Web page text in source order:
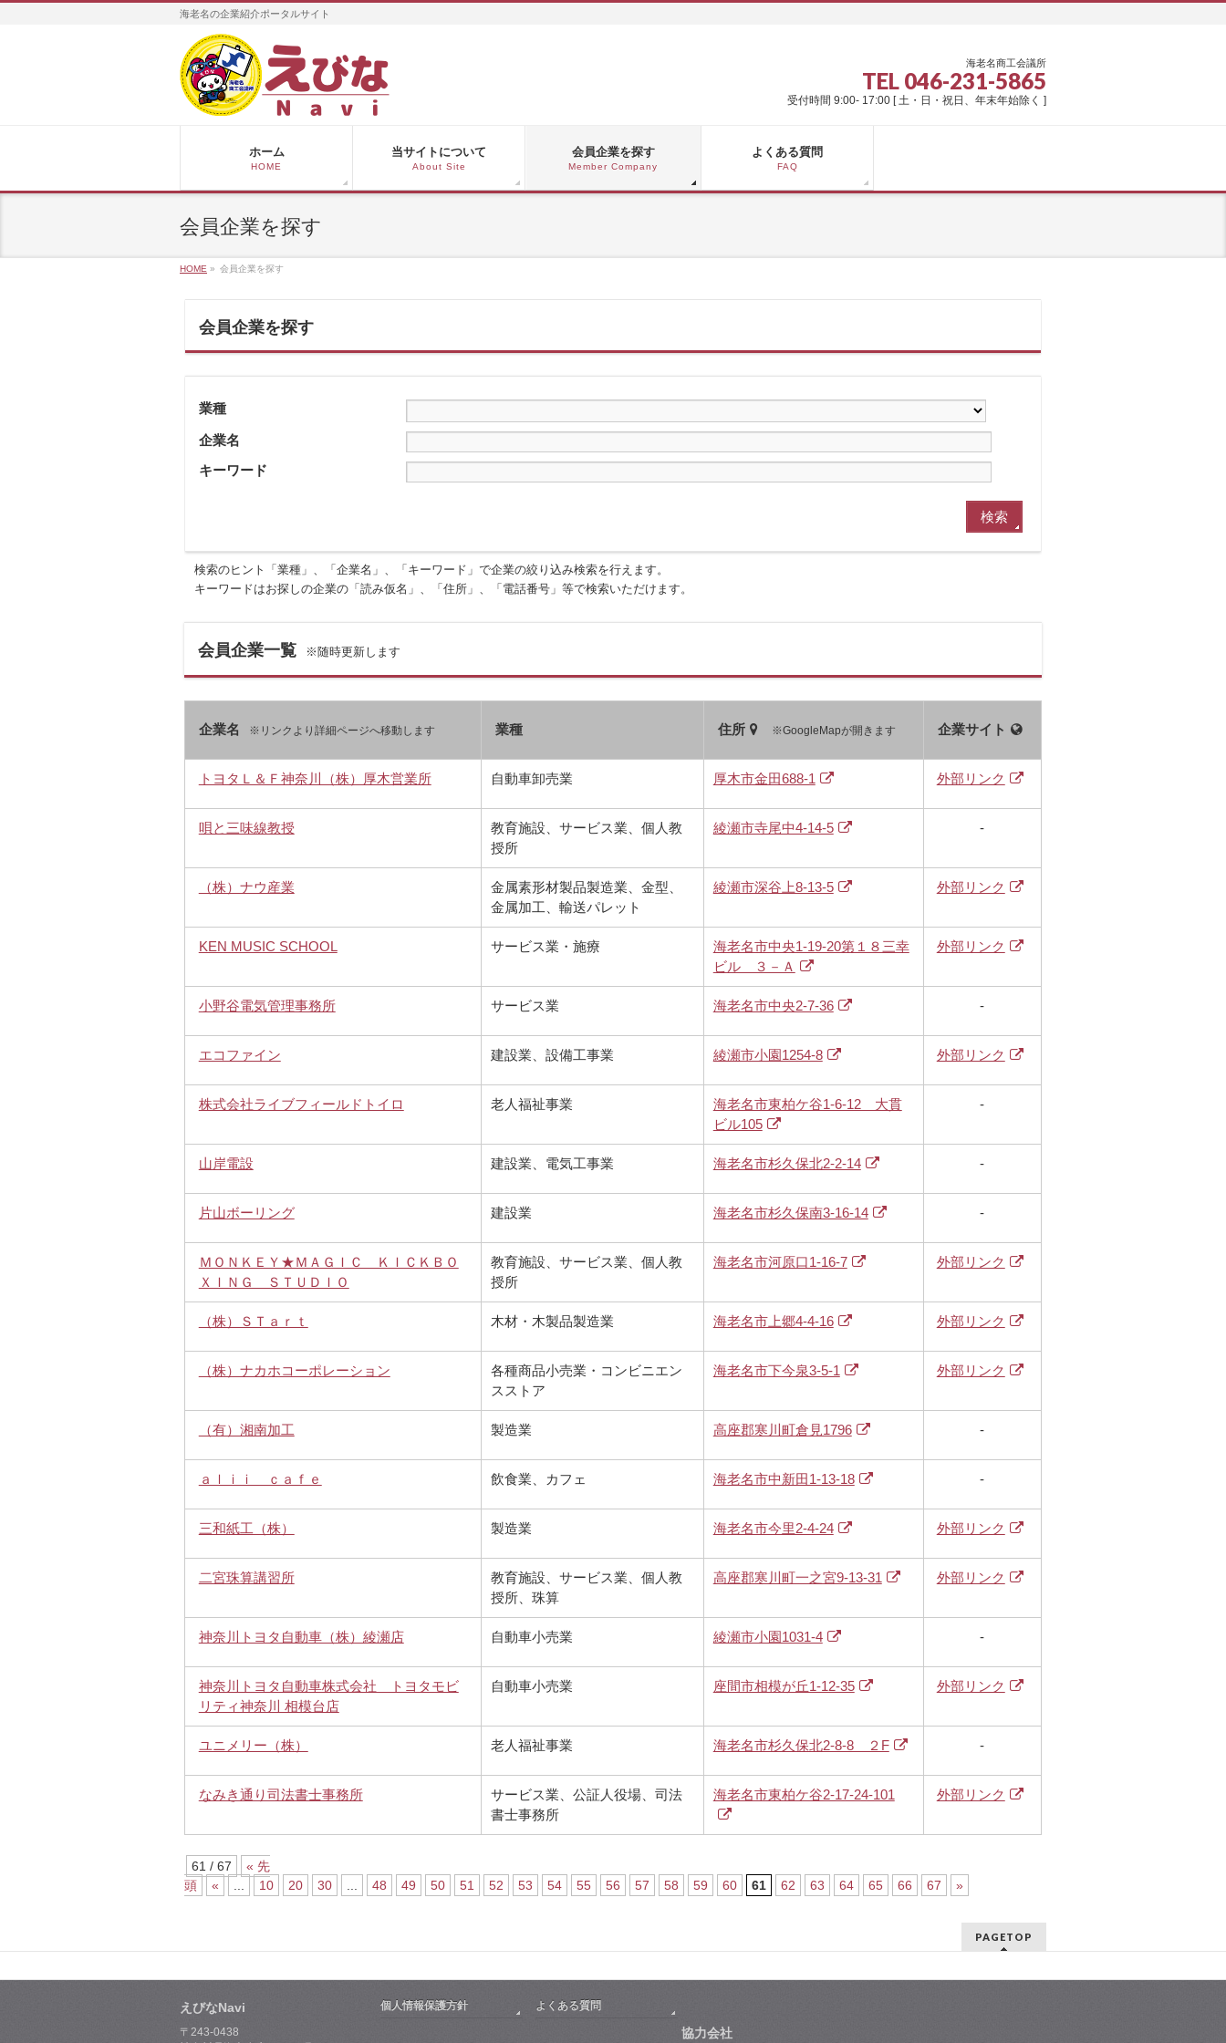
海老名の企業紹介ポータルサイト
海老名商工会議所
TEL 046-231-5865
受付時間 9:00- 17:00 [ 土・日・祝日、年末年始除く ]
ホーム
HOME
当サイトについて
About Site
会員企業を探す
Member Company
よくある質問
FAQ
会員企業を探す
HOME » 会員企業を探す
会員企業を探す
業種
企業名
キーワード
検索のヒント「業種」、「企業名」、「キーワード」で企業の絞り込み検索を行えます。
キーワードはお探しの企業の「読み仮名」、「住所」、「電話番号」等で検索いただけます。
会員企業一覧 ※随時更新します
企業名 ※リンクより詳細ページへ移動します 業種 住所 ※GoogleMapが開きます 企業サイト
トヨタＬ＆Ｆ神奈川（株）厚木営業所 自動車卸売業 厚木市金田688-1 外部リンク
唄と三味線教授
教育施設、サービス業、個人教
授所
綾瀬市寺尾中4-14-5 -
（株）ナウ産業
金属素形材製品製造業、金型、
金属加工、輸送パレット
綾瀬市深谷上8-13-5 外部リンク
KEN MUSIC SCHOOL サービス業・施療
海老名市中央1-19-20第１８三幸
ビル ３－Ａ
外部リンク
小野谷電気管理事務所 サービス業 海老名市中央2-7-36 -
エコファイン 建設業、設備工事業 綾瀬市小園1254-8 外部リンク
株式会社ライブフィールドトイロ 老人福祉事業
海老名市東柏ケ谷1-6-12 大貫
ビル105
-
山岸電設 建設業、電気工事業 海老名市杉久保北2-2-14 -
片山ボーリング 建設業 海老名市杉久保南3-16-14 -
ＭＯＮＫＥＹ★ＭＡＧＩＣ ＫＩＣＫＢＯ
ＸＩＮＧ ＳＴＵＤＩＯ
教育施設、サービス業、個人教
授所
海老名市河原口1-16-7 外部リンク
（株）ＳＴａｒｔ 木材・木製品製造業 海老名市上郷4-4-16 外部リンク
（株）ナカホコーポレーション
各種商品小売業・コンビニエン
スストア
海老名市下今泉3-5-1 外部リンク
（有）湘南加工 製造業 高座郡寒川町倉見1796 -
ａｌｉｉ ｃａｆｅ 飲食業、カフェ 海老名市中新田1-13-18 -
三和紙工（株） 製造業 海老名市今里2-4-24 外部リンク
二宮珠算講習所
教育施設、サービス業、個人教
授所、珠算
高座郡寒川町一之宮9-13-31 外部リンク
神奈川トヨタ自動車（株）綾瀬店 自動車小売業 綾瀬市小園1031-4 -
神奈川トヨタ自動車株式会社 トヨタモビ
リティ神奈川 相模台店
自動車小売業 座間市相模が丘1-12-35 外部リンク
ユニメリー（株） 老人福祉事業 海老名市杉久保北2-8-8 ２F -
なみき通り司法書士事務所
サービス業、公証人役場、司法
書士事務所
海老名市東柏ケ谷2-17-24-101 外部リンク
61 / 67
« 先
頭
« 10 20 30 48 49 50 51 52 53 54 55 56 57 58 59 60 61 62 63 64 65 66 67 »
PAGETOP
えびなNavi
〒243-0438
個人情報保護方針 よくある質問
協力会社